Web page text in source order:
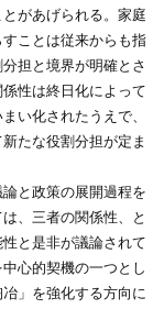
があげられる。家庭
ことは従来からも指
担と境界が明確とさ
性は終日化によって
い化されたうえで、
たな役割分担が定ま
と政策の展開過程を
、三者の関係性、と
と是非が議論されて
心的契機の一つとし
」を強化する方向に